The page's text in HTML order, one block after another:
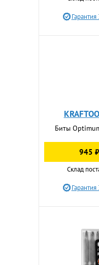
Биты
945 ₽
Склад